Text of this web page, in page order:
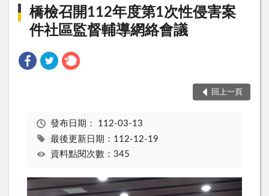
橋檢召開112年度第1次性侵害案
件社區監督輔導網絡會議
回上一頁
發布日期： 112-03-13
最後更新日期：112-12-19
資料點閱次數：345